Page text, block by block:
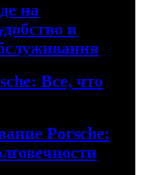
на
и
Все, что
Porsche: